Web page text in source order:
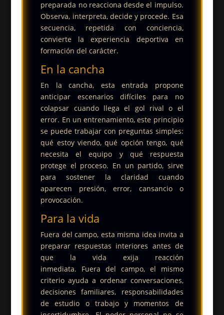
preparada no reacciona desde el impulso.
Observa, interpreta, decide y procede. Esa
secuencia, repetida con conciencia,
convierte la experiencia deportiva en
formación del carácter.
En la cancha
En la cancha, esta entrada propone
anticipar escenarios difíciles para no
colapsar cuando llega el gol rival o el
error. En un entrenamiento, este principio
se puede trabajar con preguntas simples:
qué estoy viendo, qué opción tengo, qué
necesita el equipo y qué respuesta
protege el proceso. En un partido, sirve
para sostener la claridad cuando
aparecen presión, error, cansancio o
provocación.
Para la vida
Fuera del campo, esta misma idea invita a
preparar respuestas interiores antes de
que la vida exija reacción
inmediata. Fuera del campo, el mismo
criterio ayuda a ordenar conversaciones,
decisiones familiares, responsabilidades
de estudio o trabajo y momentos de